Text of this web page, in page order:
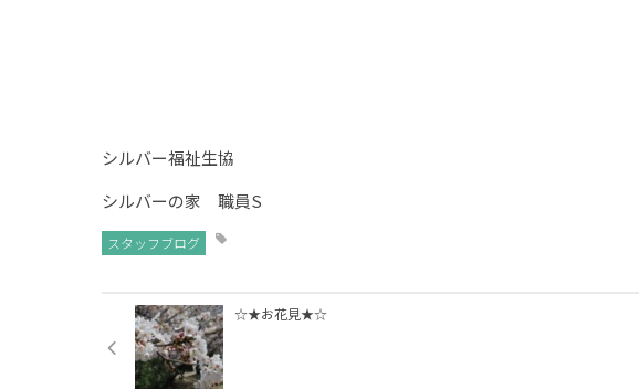
シルバー福祉生協
シルバーの家 職員S
スタッフブログ
☆★お花見★☆